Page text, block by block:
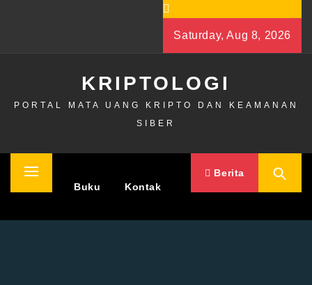
Saturday, Aug 8, 2026
KRIPTOLOGI
PORTAL MATA UANG KRIPTO DAN KEAMANAN
SIBER
Primary
Buku Kontak
Berita